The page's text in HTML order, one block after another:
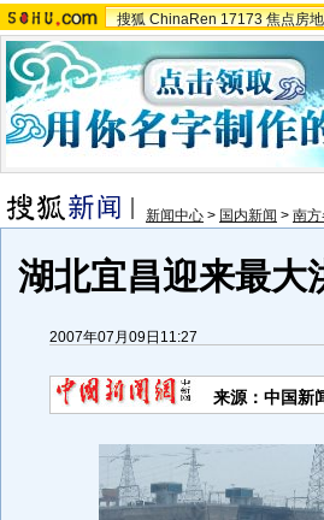
搜狐 ChinaRen 17173 焦点房
新闻中心 > 国内新闻 > 南
湖北宜昌迎来最大
2007年07月09日11:27
来源：中国新